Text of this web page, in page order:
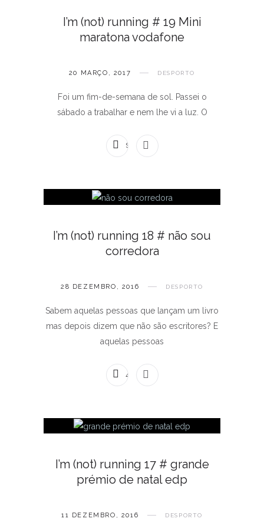
I’m (not) running # 19 Mini
maratona vodafone
20 MARÇO, 2017 DESPORTO
Foi um fim-de-semana de sol. Passei o
sábado a trabalhar e nem lhe vi a luz. O
SEM COMENTÁRIOS
I’m (not) running 18 # não sou
corredora
28 DEZEMBRO, 2016 DESPORTO
Sabem aquelas pessoas que lançam um livro
mas depois dizem que não são escritores? E
aquelas pessoas
4 COMENTÁRIOS
I’m (not) running 17 # grande
prémio de natal edp
11 DEZEMBRO, 2016 DESPORTO